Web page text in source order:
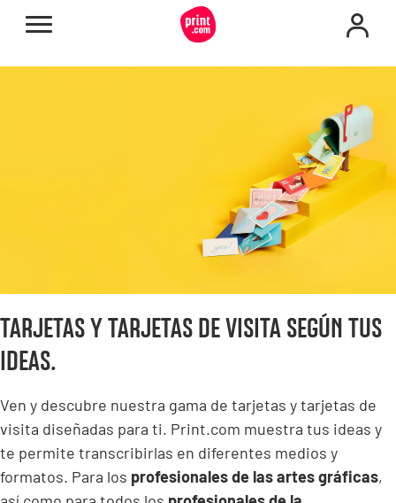
TARJETAS Y TARJETAS DE VISITA SEGÚN TUS
IDEAS.
Ven y descubre nuestra gama de tarjetas y tarjetas de
visita diseñadas para ti. Print.com muestra tus ideas y
te permite transcribirlas en diferentes medios y
formatos. Para los profesionales de las artes gráficas,